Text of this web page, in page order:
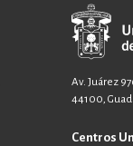
Av. Juárez
44100,
Centros